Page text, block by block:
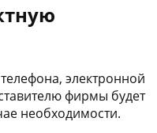
электронной
фирмы будет
необходимости.